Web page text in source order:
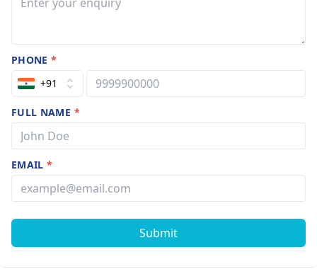
PHONE*
+91
FULL NAME *
EMAIL*
Submit